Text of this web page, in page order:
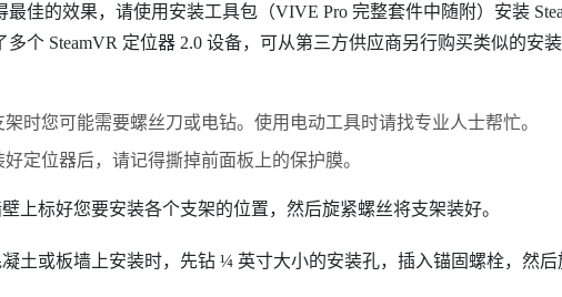
最佳的效果，请使用安装工具包（VIVE Pro完整套件中随附）安装
多个 SteamVR 定位器 2.0 设备，可从第三方供应商另行购买类似的安装
架时您可能需要螺丝刀或电钻。使用电动工具时请找专业人士帮忙。
好定位器后，请记得撕掉前面板上的保护膜。
上标好您要安装各个支架的位置，然后旋紧螺丝将支架装好。
土或板墙上安装时，先钻 ¼ 英寸大小的安装孔，插入锚固螺栓，然